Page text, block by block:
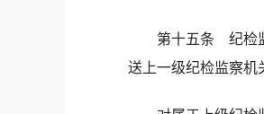
第十五条 纪检监
送上一级纪检监察机